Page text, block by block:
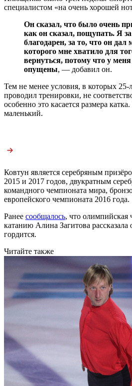
специалистом «на очень хорошей
Он сказал, что было очень
как он сказал, пощупать. Я
благодарен, за то, что он дал
которого мне хватило для
вернуться, потому что у
опущены, — добавил он.
Тем не менее условия, в которых 25-
проводил тренировки, не
особенно это касается размера
маленький.
Ковтун является серебряным
2015 и 2017 годов, двукратным
командного чемпионата мира,
европейского чемпионата 2016 года.
Ранее сообщалось, что
катанию Алина Загитова
гордится.
Читайте также